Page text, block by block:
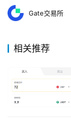
Gate交易所
相关推荐